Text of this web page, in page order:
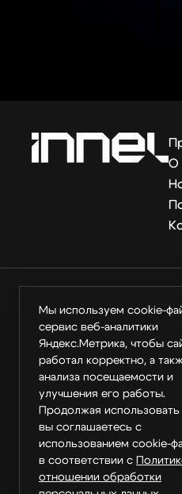
О
innel
2026
Мы используем cookie-
сервис веб-аналитики
Яндекс.Метрика, чтобы
работал корректно, а
анализа посещаемости и
улучшения его работы.
Продолжая использовать
вы соглашаетесь с
использованием cookie-
в соответствии с
отношении обработки